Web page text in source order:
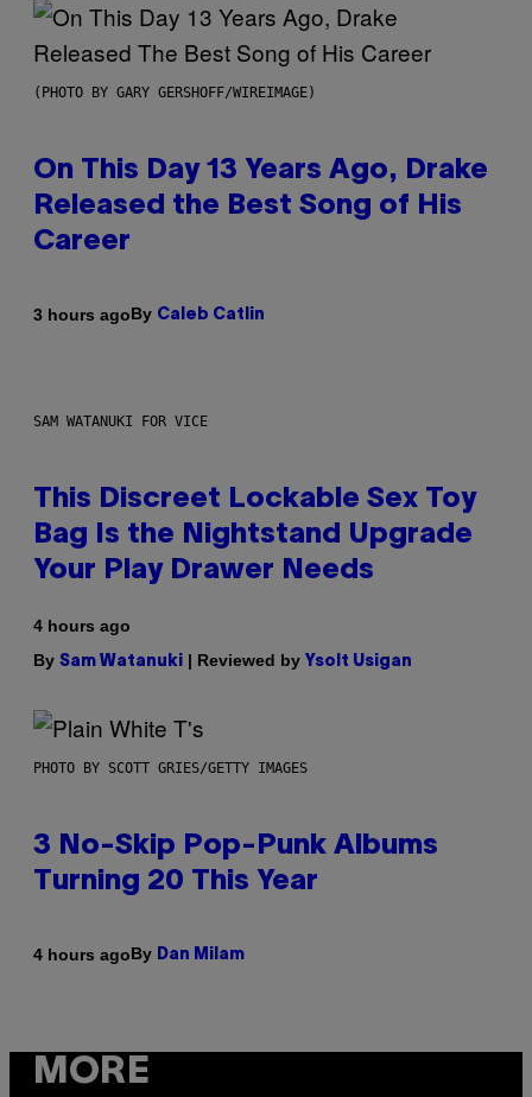
(PHOTO BY GARY GERSHOFF/WIREIMAGE)
On This Day 13 Years Ago, Drake
Released the Best Song of His
Career
3 hours agoBy Caleb Catlin
SAM WATANUKI FOR VICE
This Discreet Lockable Sex Toy
Bag Is the Nightstand Upgrade
Your Play Drawer Needs
4 hours ago
By Sam Watanuki | Reviewed by Ysolt Usigan
PHOTO BY SCOTT GRIES/GETTY IMAGES
3 No-Skip Pop-Punk Albums
Turning 20 This Year
4 hours agoBy Dan Milam
MORE